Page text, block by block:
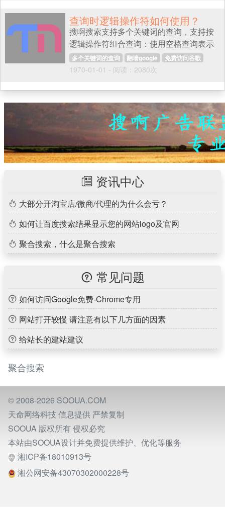
查询时逻辑操作符如何使用？
搜啊搜索支持多个关键词的查询，支持按
逻辑操作符组合查询：使用空格查询表示
逻辑操作“或”例子：“电脑 软件”表示“电脑
或 软件”相关的网站
多个关键词的查询 翻墙google
免费访问谷歌
如何访问google网站
免费访问谷歌
1970-01-01 - 阅读：2080次
 资讯中心
 大部分开淘宝店/微商/代理的为什么会亏？
 如何让百度搜索结果显示您的网站logo及官网
 聚合搜索，什么是聚合搜索
 常见问题
 如何访问Google免费-Chrome专用
 网站打开较慢 请注意有以下几方面的因素
 给站长的建站建议
聚合搜索
© 2008-2026 SOOUA.COM
天命网络科技 信息提供 严禁复制
SOOUA 版权所有侵权必究
本站由SOOUA设计并免费提供维护、优化等服务
湘ICP备18010913号
湘公网安备43070302000228号